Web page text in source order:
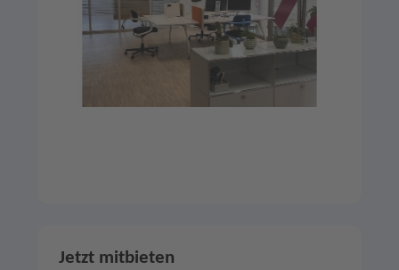
Jetzt mitbieten